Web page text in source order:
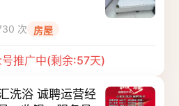
次 房屋
推广中(剩余:57天)
洗浴 诚聘运营经